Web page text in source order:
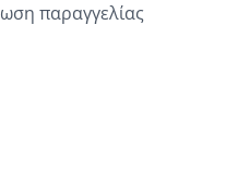
παραγγελίας